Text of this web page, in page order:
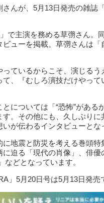
んが、5月13日発売の雑誌
で主演を務める草彅さん。
ューを掲載。草彅さんは
ているからこそ、演じる
、『むしろ演技だけやっ
については「“恐怖”があ
。その他にも、久しぶり
が伝わるインタビューとな
地震と防災を考える巻頭
迫る「現代の肖像」、俳
などとなっています。
」5月20日号は5月13日発売